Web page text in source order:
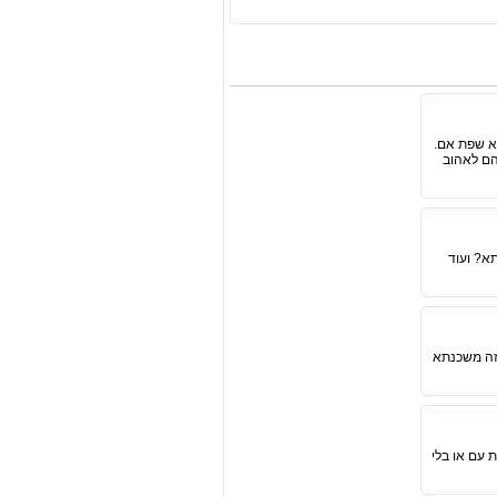
שפת אם.
לאהוב
ועוד
זה משכנתא
עם או בלי